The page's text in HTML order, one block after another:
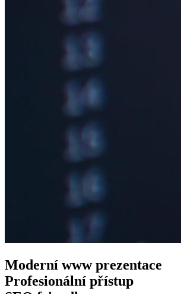
Moderní wwwprezentace
Profesionálnípřístup